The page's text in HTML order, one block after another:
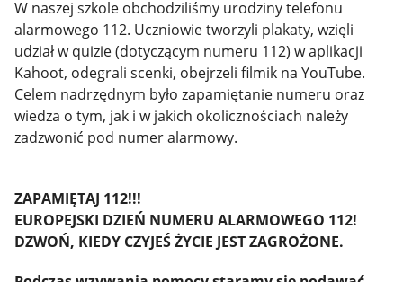
W naszej szkole obchodziliśmy urodziny telefonu
alarmowego 112. Uczniowie tworzyli plakaty, wzięli
udział w quizie (dotyczącym numeru 112) w aplikacji
Kahoot, odegrali scenki, obejrzeli filmik na YouTube.
Celem nadrzędnym było zapamiętanie numeru oraz
wiedza o tym, jak i w jakich okolicznościach należy
zadzwonić pod numer alarmowy.
ZAPAMIĘTAJ 112!!!
EUROPEJSKI DZIEŃ NUMERU ALARMOWEGO 112!
DZWOŃ, KIEDY CZYJEŚ ŻYCIE JEST ZAGROŻONE.